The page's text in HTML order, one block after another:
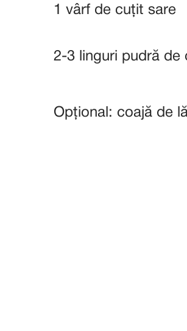
1 vârf de cuțit sare
2-3 linguri pudră de
Opțional: coajă de